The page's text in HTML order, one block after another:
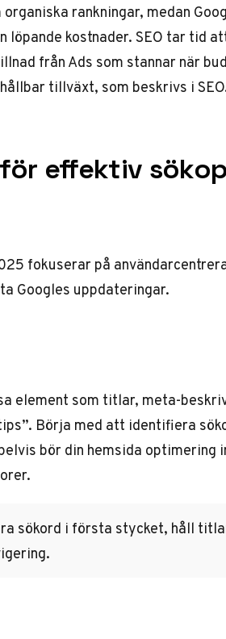
rankningar, medan
löpande kostnader. SEO tar tid
från Ads som stannar när
tillväxt, som beskrivs i
effektiv
fokuserar på
Googles uppdateringar.
element som titlar, meta-
Börja med att identifiera
bör din hemsida optimering
sökord i första stycket, håll